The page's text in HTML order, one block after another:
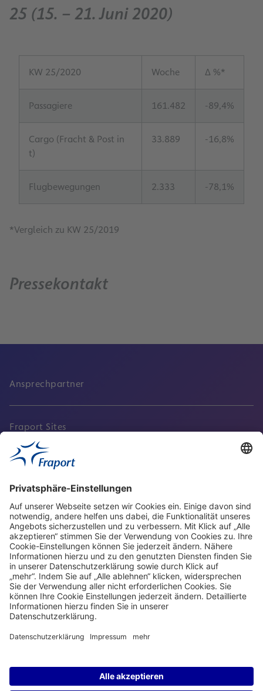
25 (15. – 21. Juni 2020)
KW 25/2020 Woche Δ %*
Passagiere 161.482 -89,4%
Cargo (Fracht & Post in
t)
33.889 -16,8%
Flugbewegungen 2.333 -78,1%
*Vergleich zu KW 25/2019
Pressekontakt
Ansprechpartner
Fraport Sites
Aktuell
Service
Frankfurt Airport
properties.socialType
properties.socialType
properties.socialType
properties.socialType
Frankfurt CargoHub
properties.socialType
©2004-2026 Fraport AG Frankfurt Airport Services Worldwide